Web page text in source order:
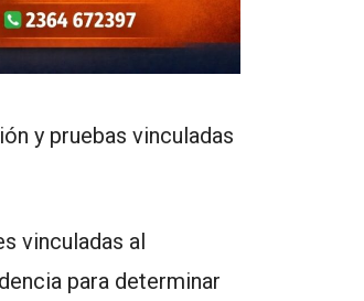
y pruebas vinculadas
vinculadas al
para determinar